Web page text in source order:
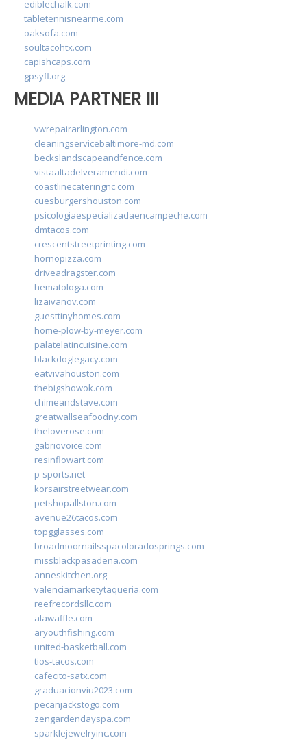
ediblechalk.com
tabletennisnearme.com
oaksofa.com
soultacohtx.com
capishcaps.com
gpsyfl.org
MEDIA PARTNER III
vwrepairarlington.com
cleaningservicebaltimore-md.com
beckslandscapeandfence.com
vistaaltadelveramendi.com
coastlinecateringnc.com
cuesburgershouston.com
psicologiaespecializadaencampeche.com
dmtacos.com
crescentstreetprinting.com
hornopizza.com
driveadragster.com
hematologa.com
lizaivanov.com
guesttinyhomes.com
home-plow-by-meyer.com
palatelatincuisine.com
blackdoglegacy.com
eatvivahouston.com
thebigshowok.com
chimeandstave.com
greatwallseafoodny.com
theloverose.com
gabriovoice.com
resinflowart.com
p-sports.net
korsairstreetwear.com
petshopallston.com
avenue26tacos.com
topgglasses.com
broadmoornailsspacoloradosprings.com
missblackpasadena.com
anneskitchen.org
valenciamarketytaqueria.com
reefrecordsllc.com
alawaffle.com
aryouthfishing.com
united-basketball.com
tios-tacos.com
cafecito-satx.com
graduacionviu2023.com
pecanjackstogo.com
zengardendayspa.com
sparklejewelryinc.com